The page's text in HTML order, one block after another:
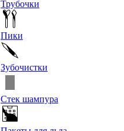
Трубочки
Пики
Зубочистки
Стек шампура